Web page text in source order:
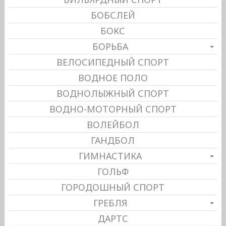
БОБСЛЕЙ
БОКС
БОРЬБА
ВЕЛОСИПЕДНЫЙ СПОРТ
ВОДНОЕ ПОЛО
ВОДНОЛЫЖНЫЙ СПОРТ
ВОДНО-МОТОРНЫЙ СПОРТ
ВОЛЕЙБОЛ
ГАНДБОЛ
ГИМНАСТИКА
ГОЛЬФ
ГОРОДОШНЫЙ СПОРТ
ГРЕБЛЯ
ДАРТС